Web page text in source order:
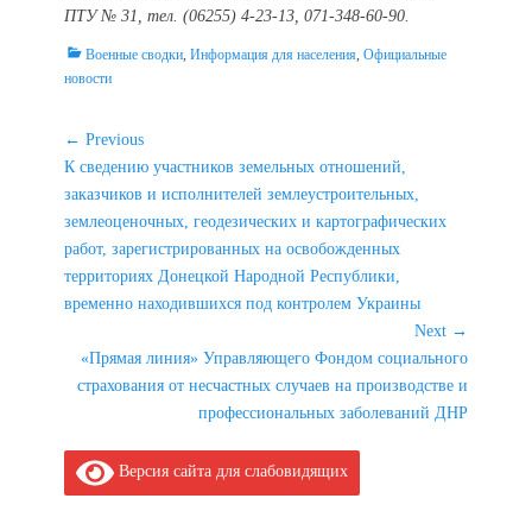
ПТУ № 31, тел. (06255) 4-23-13, 071-348-60-90.
Categories
Военные сводки, Информация для населения, Официальные
новости
Навигация
по
записям
← Previous
Previous
post:
К сведению участников земельных отношений,
заказчиков и исполнителей землеустроительных,
землеоценочных, геодезических и картографических
работ, зарегистрированных на освобожденных
территориях Донецкой Народной Республики,
временно находившихся под контролем Украины
Next →
Next
post:
«Прямая линия» Управляющего Фондом социального
страхования от несчастных случаев на производстве и
профессиональных заболеваний ДНР
Версия сайта для слабовидящих